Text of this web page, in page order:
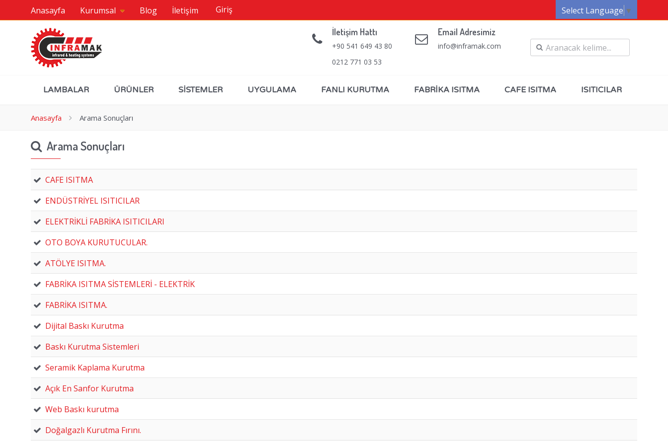
Anasayfa Kurumsal Blog İletişim Giriş Select Language ▼
İletişim Hattı
+90 541 649 43 80
0212 771 03 53
Email Adresimiz
info@inframak.com
LAMBALAR ÜRÜNLER SİSTEMLER UYGULAMA FANLI KURUTMA FABRİKA ISITMA CAFE ISITMA ISITICILAR
Anasayfa Arama Sonuçları
Arama Sonuçları
CAFE ISITMA
ENDÜSTRİYEL ISITICILAR
ELEKTRİKLİ FABRİKA ISITICILARI
OTO BOYA KURUTUCULAR.
ATÖLYE ISITMA.
FABRİKA ISITMA SİSTEMLERİ - ELEKTRİK
FABRİKA ISITMA.
Dijital Baskı Kurutma
Baskı Kurutma Sistemleri
Seramik Kaplama Kurutma
Açık En Sanfor Kurutma
Web Baskı kurutma
Doğalgazlı Kurutma Fırını.